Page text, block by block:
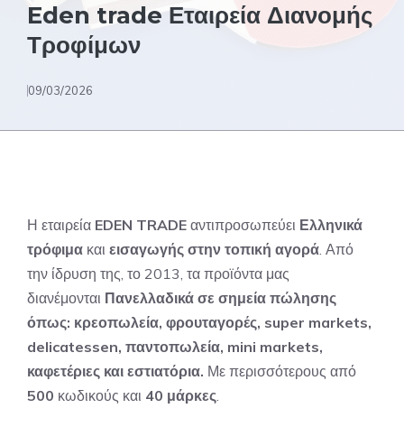
Eden trade Εταιρεία Διανομής
Τροφίμων
09/03/2026
Η εταιρεία EDEN TRADE αντιπροσωπεύει Ελληνικά
τρόφιμα και εισαγωγής στην τοπική αγορά. Από
την ίδρυση της, το 2013, τα προϊόντα μας
διανέμονται Πανελλαδικά σε σημεία πώλησης
όπως: κρεοπωλεία, φρουταγορές, super markets,
delicatessen, παντοπωλεία, mini markets,
καφετέριες και εστιατόρια. Με περισσότερους από
500 κωδικούς και 40 μάρκες.